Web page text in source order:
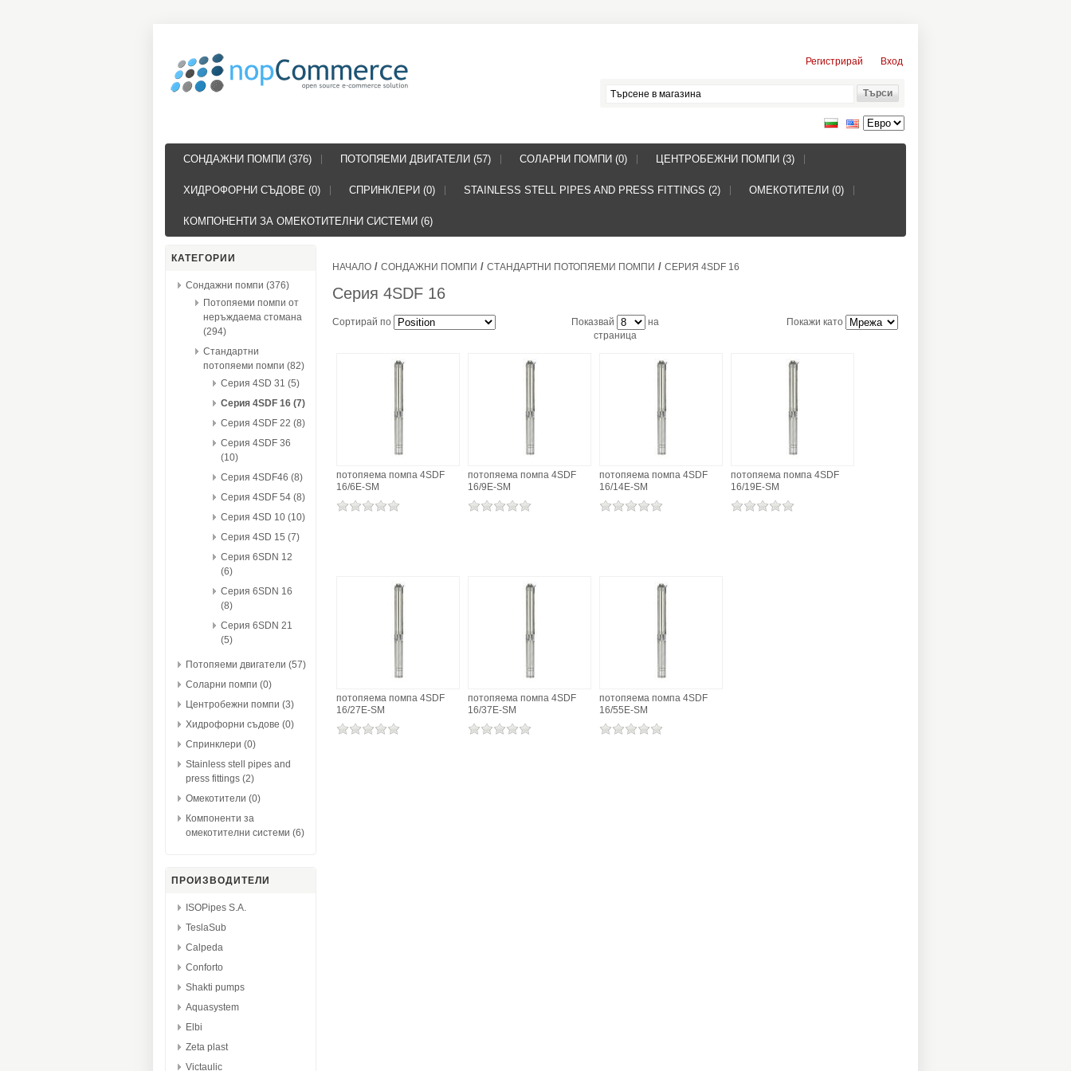
Регистрирай Вход
СОНДАЖНИ ПОМПИ (376) ПОТОПЯЕМИ ДВИГАТЕЛИ (57) СОЛАРНИ ПОМПИ (0) ЦЕНТРОБЕЖНИ ПОМПИ (3)
ХИДРОФОРНИ СЪДОВЕ (0) СПРИНКЛЕРИ (0) STAINLESS STELL PIPES AND PRESS FITTINGS (2) ОМЕКОТИТЕЛИ (0)
КОМПОНЕНТИ ЗА ОМЕКОТИТЕЛНИ СИСТЕМИ (6)
КАТЕГОРИИ
Сондажни помпи (376)
Потопяеми помпи от
неръждаема стомана
(294)
Стандартни
потопяеми помпи (82)
Серия 4SD 31 (5)
Серия 4SDF 16 (7)
Серия 4SDF 22 (8)
Серия 4SDF 36
(10)
Серия 4SDF46 (8)
Серия 4SDF 54 (8)
Серия 4SD 10 (10)
Серия 4SD 15 (7)
Серия 6SDN 12
(6)
Серия 6SDN 16
(8)
Серия 6SDN 21
(5)
Потопяеми двигатели (57)
Соларни помпи (0)
Центробежни помпи (3)
Хидрофорни съдове (0)
Спринклери (0)
Stainless stell pipes and
press fittings (2)
Омекотители (0)
Компоненти за
омекотителни системи (6)
ПРОИЗВОДИТЕЛИ
ISOPipes S.A.
TeslaSub
Calpeda
Conforto
Shakti pumps
Aquasystem
Elbi
Zeta plast
Victaulic
НАЧАЛО / СОНДАЖНИ ПОМПИ / СТАНДАРТНИ ПОТОПЯЕМИ ПОМПИ / СЕРИЯ 4SDF 16
Серия 4SDF 16
Покажи като
Сортирай по Показвай
на
страница
потопяема помпа 4SDF
16/6E-SM
потопяема помпа 4SDF
16/9E-SM
потопяема помпа 4SDF
16/14E-SM
потопяема помпа 4SDF
16/19E-SM
потопяема помпа 4SDF
16/27E-SM
потопяема помпа 4SDF
16/37E-SM
потопяема помпа 4SDF
16/55E-SM